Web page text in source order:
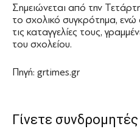
Σημειώνεται από την
το σχολικό συγκρότημα, ενώ
τις καταγγελίες τους,
του σχολείου.
Πηγή: grtimes.gr
Γίνετε